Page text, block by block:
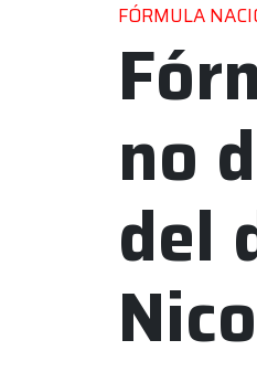
FÓRMULA
no
del